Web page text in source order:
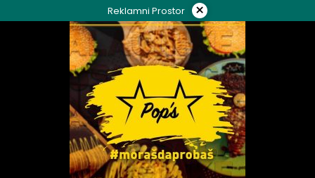
to
Reklamni Prostor ×